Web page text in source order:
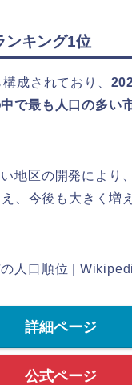
ンキング1位
成されており、
で最も人口の多い
地区の開発により
、今後も大きく増
人口順位 |
詳細ページ
公式ページ